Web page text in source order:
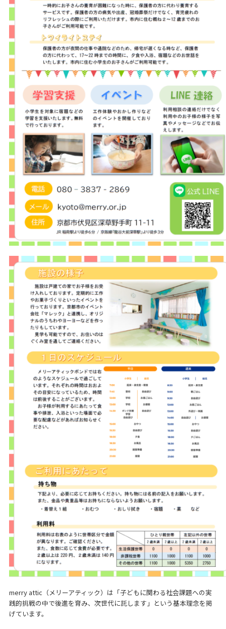
merry attic（メリーアティック）は「子どもに関わる社会課題への実
践的挑戦の中で後進を育み、次世代に託します」という基本理念を掲
げています。